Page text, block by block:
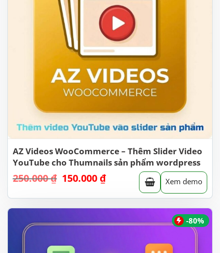
AZ Videos WooCommerce – Thêm Slider Video
YouTube cho Thumnails sản phẩm wordpress
250.000₫ Giá
gốc
150.000 ₫Giá
hiện
150.000 ₫.
Xem demo
-80%